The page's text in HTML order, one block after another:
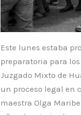
Este lunes estaba
preparatoria para
Juzgado Mixto de
un proceso legal en
maestra Olga